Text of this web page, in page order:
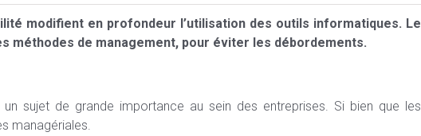
modifient en profondeur l’utilisation des outils informatiques. Le
méthodes de management, pour éviter les débordements.
sujet de grande importance au sein des entreprises. Si bien que les
managériales.